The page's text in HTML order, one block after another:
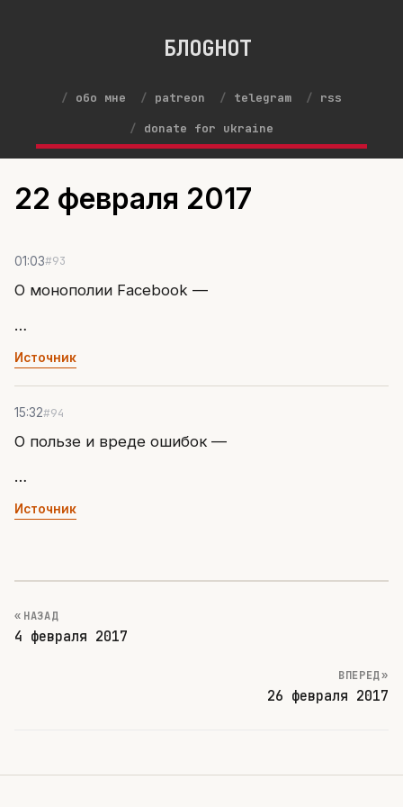
БЛОGНОТ
обо мне patreon telegram
rss
donate for ukraine
22 февраля 2017
01:03#93
О монополии Facebook —
…
Источник
15:32#94
О пользе и вреде ошибок —
…
Источник
« НАЗАД
4 февраля 2017
ВПЕРЕД »
26 февраля 2017